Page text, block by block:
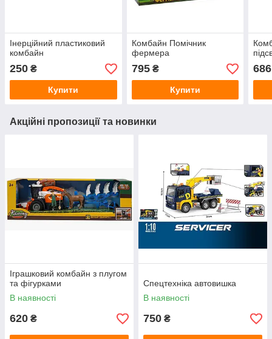
Інерційний пластиковий
комбайн
250 ₴
Купити
Комбайн Помічник
фермера
795₴
Купити
686
Акційні пропозиції та новинки
Іграшковий комбайн з плугом
та фігурками
В наявності
620 ₴
Спецтехніка автовишка
В наявності
750 ₴